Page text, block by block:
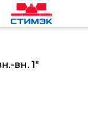
вн. 1"